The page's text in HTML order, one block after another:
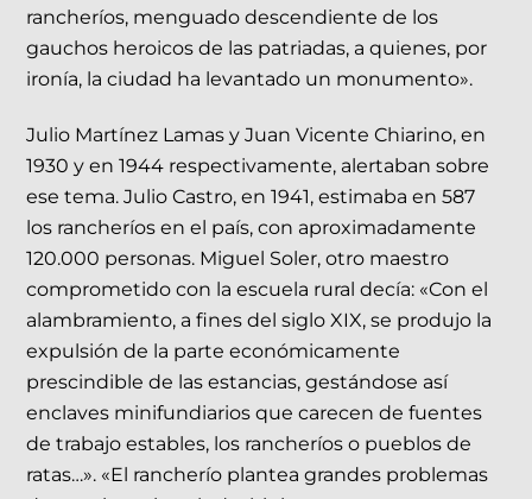
rancheríos, menguado descendiente de los
gauchos heroicos de las patriadas, a quienes, por
ironía, la ciudad ha levantado un monumento».
Julio Martínez Lamas y Juan Vicente Chiarino, en
1930 y en 1944 respectivamente, alertaban sobre
ese tema. Julio Castro, en 1941, estimaba en 587
los rancheríos en el país, con aproximadamente
120.000 personas. Miguel Soler, otro maestro
comprometido con la escuela rural decía: «Con el
alambramiento, a fines del siglo XIX, se produjo la
expulsión de la parte económicamente
prescindible de las estancias, gestándose así
enclaves minifundiarios que carecen de fuentes
de trabajo estables, los rancheríos o pueblos de
ratas…». «El rancherío plantea grandes problemas